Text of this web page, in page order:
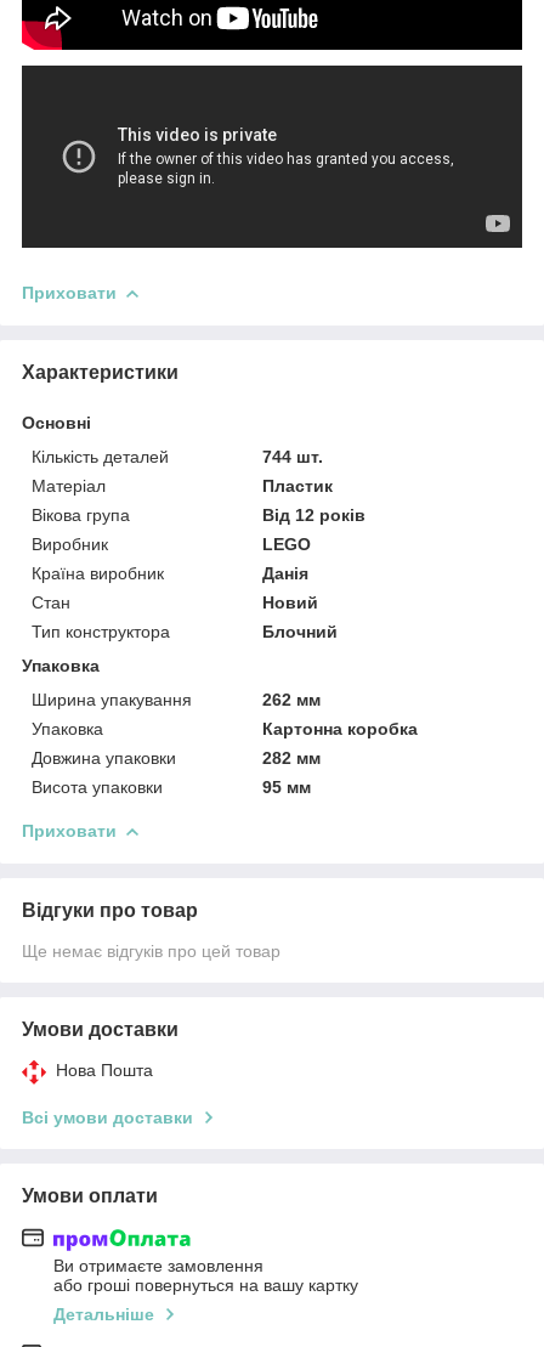
Приховати
Характеристики
Основні
Кількість деталей
744 шт.
Матеріал
Пластик
Вікова група
Від 12 років
Виробник
LEGO
Країна виробник
Данія
Стан
Новий
Тип конструктора
Блочний
Упаковка
Ширина упакування
262 мм
Упаковка
Картонна коробка
Довжина упаковки
282 мм
Висота упаковки
95 мм
Приховати
Відгуки про товар
Ще немає відгуків про цей товар
Умови доставки
Нова Пошта
Всі умови доставки
Умови оплати
Ви отримаєте замовлення
або гроші повернуться на вашу картку
Детальніше